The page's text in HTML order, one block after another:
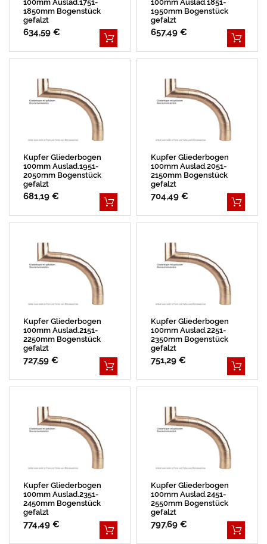
100mm Auslad.1751-
1850mm Bogenstück
gefalzt
634,59 €
100mm Auslad.1851-
1950mm Bogenstück
gefalzt
657,49 €
Kupfer Gliederbogen
100mm Auslad.1951-
2050mm Bogenstück
gefalzt
681,19 €
Kupfer Gliederbogen
100mm Auslad.2051-
2150mm Bogenstück
gefalzt
704,49 €
Kupfer Gliederbogen
100mm Auslad.2151-
2250mm Bogenstück
gefalzt
727,59 €
Kupfer Gliederbogen
100mm Auslad.2251-
2350mm Bogenstück
gefalzt
751,29 €
Kupfer Gliederbogen
100mm Auslad.2351-
2450mm Bogenstück
gefalzt
774,49 €
Kupfer Gliederbogen
100mm Auslad.2451-
2550mm Bogenstück
gefalzt
797,69 €